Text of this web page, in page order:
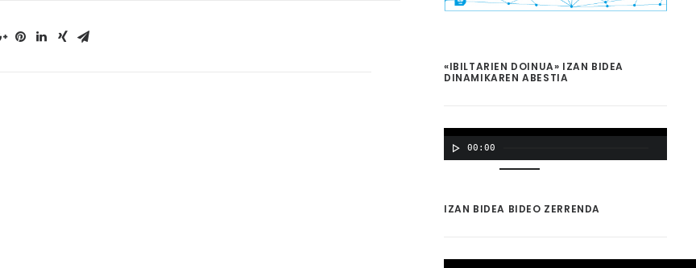
«IBILTARIEN DOINUA» IZAN BIDEA
DINAMIKAREN ABESTIA
00:00
IZAN BIDEA BIDEO ZERRENDA